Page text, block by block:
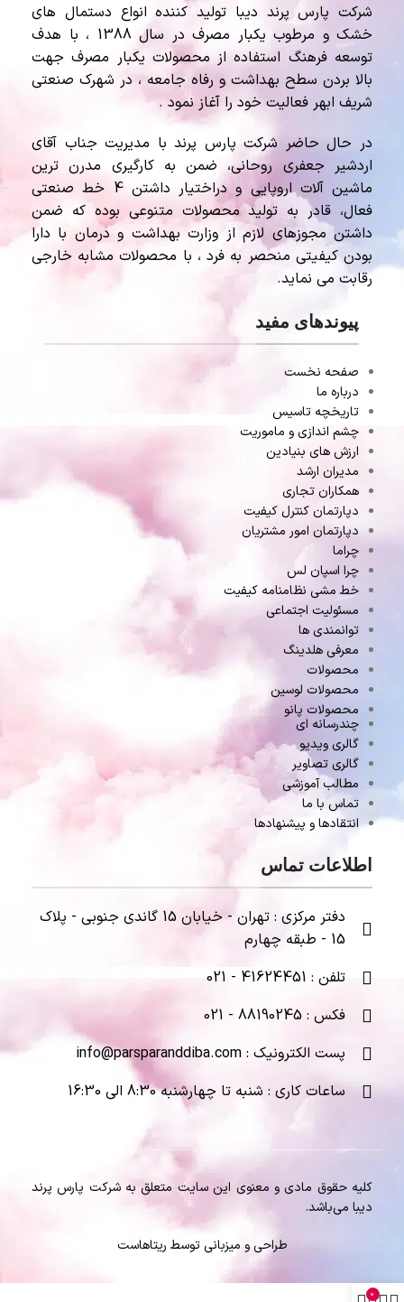
شرکت پارس پرند دیبا تولید کننده انواع دستمال های
خشک و مرطوب یکبار مصرف در سال 1388 ، با هدف
توسعه فرهنگ استفاده از محصولات یکبار مصرف جهت
بالا بردن سطح بهداشت و رفاه جامعه ، در شهرک صنعتی
شریف ابهر فعالیت خود را آغاز نمود .
در حال حاضر شرکت پارس پرند با مدیریت جناب آقای
اردشیر جعفری روحانی، ضمن به کارگیری مدرن ترین
ماشین آلات اروپایی و دراختیار داشتن 4 خط صنعتی
فعال، قادر به تولید محصولات متنوعی بوده که ضمن
داشتن مجوزهای لازم از وزارت بهداشت و درمان با دارا
بودن کیفیتی منحصر به فرد ، با محصولات مشابه خارجی
رقابت می نماید.
پیوندهای مفید
صفحه نخست
درباره ما
تاریخچه تاسیس
چشم اندازی و ماموریت
ارزش های بنیادین
مدیران ارشد
همکاران تجاری
دپارتمان کنترل کیفیت
دپارتمان امور مشتریان
چراما
چرا اسپان لس
خط مشی نظامنامه کیفیت
مسئولیت اجتماعی
توانمندی ها
معرفی هلدینگ
محصولات
محصولات لوسین
محصولات پانو
چندرسانه ای
گالری ویدیو
گالری تصاویر
مطالب آموزشی
تماس با ما
انتقادها و پیشنهادها
اطلاعات تماس
دفتر مرکزی : تهران - خیابان 15 گاندی جنوبی - پلاک
15 - طبقه چهارم
تلفن : 41624451 - 021
فکس : 88190245 - 021
پست الکترونیک : info@parsparanddiba.com
ساعات کاری : شنبه تا چهارشنبه 8:30 الی 16:30
کلیه حقوق مادی و معنوی این سایت متعلق به شرکت پارس پرند
دیبا می‌باشد.
طراحی و میزبانی توسط ریتاهاست
0